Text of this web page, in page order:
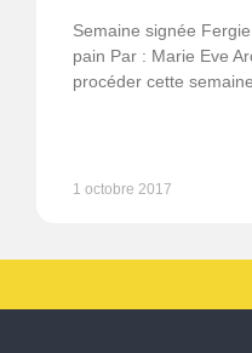
Semaine signée
pain Par : Marie Eve
procéder cette
1 octobre 2017